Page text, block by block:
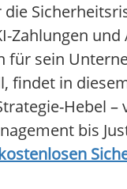
die
Zahlungen und
für sein
findet in
Hebel –
bis